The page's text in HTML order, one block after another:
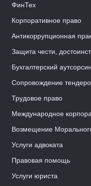
ФинТех
Корпоративное право
Антикоррупционная
Защита чести,
Бухгалтерский
Сопровождение
Трудовое право
Международное
Возмещение
Услуги адвоката
Правовая помощь
Услуги юриста